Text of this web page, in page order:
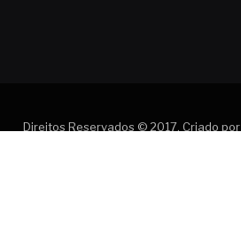
Direitos Reservados © 2017. Criado por